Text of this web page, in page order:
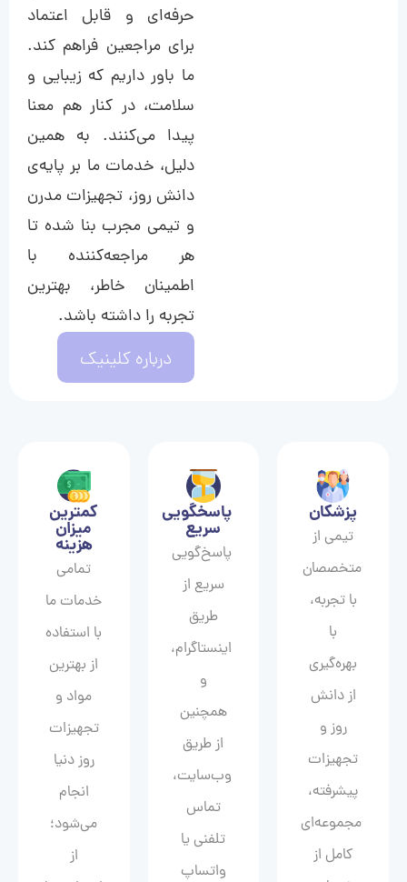
حرفه‌ای و قابل اعتماد
برای مراجعین فراهم کند.
ما باور داریم که زیبایی و
سلامت، در کنار هم معنا
پیدا می‌کنند. به همین
دلیل، خدمات ما بر پایه‌ی
دانش روز، تجهیزات مدرن
و تیمی مجرب بنا شده تا
هر مراجعه‌کننده با
اطمینان خاطر، بهترین
تجربه را داشته باشد.
درباره کلینیک
پزشکان
تیمی از
متخصصان
با تجربه،
با
بهره‌گیری
از دانش
روز و
تجهیزات
پیشرفته،
مجموعه‌ای
کامل از
پاسخگویی
سریع
پاسخ‌گویی
سریع از
طریق
اینستاگرام،
و
همچنین
از طریق
وب‌سایت،
تماس
تلفنی یا
واتساپ
کمترین
میزان
هزینه
تمامی
خدمات ما
با استفاده
از بهترین
مواد و
تجهیزات
روز دنیا
انجام
می‌شود؛
از